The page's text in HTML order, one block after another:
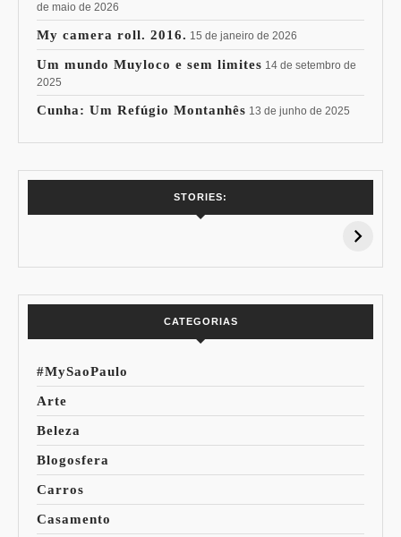
de maio de 2026
My camera roll. 2016. 15 de janeiro de 2026
Um mundo Muyloco e sem limites 14 de setembro de
2025
Cunha: Um Refúgio Montanhês 13 de junho de 2025
STORIES:
15% de
Pessoal: Os
CATEGORIAS
#MySaoPaulo
Arte
Beleza
Blogosfera
Carros
Casamento